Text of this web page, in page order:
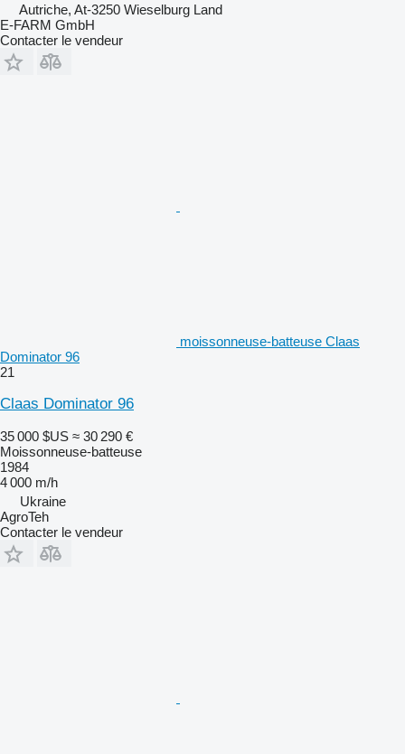
Autriche, At-3250 Wieselburg Land
E-FARM GmbH
Contacter le vendeur
moissonneuse-batteuse Claas
Dominator 96
21
Claas Dominator 96
35 000 $US ≈ 30 290 €
Moissonneuse-batteuse
1984
4 000 m/h
Ukraine
AgroTeh
Contacter le vendeur